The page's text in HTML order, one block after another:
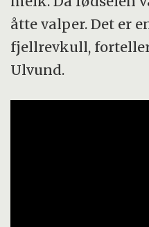
åtte valper. Det er
fjellrevkull,
Ulvund.